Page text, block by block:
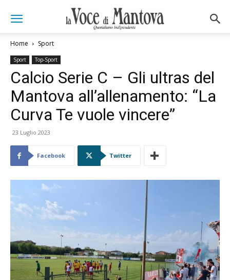
Home Sport
Sport Top-Sport
Calcio Serie C – Gli ultras del
Mantova all’allenamento: “La
Curva Te vuole vincere”
23 Luglio 2023
Facebook Twitter